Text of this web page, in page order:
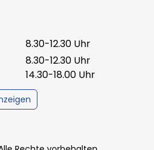
8.30-12.30 Uhr
8.30-12.30 Uhr
14.30-18.00 Uhr